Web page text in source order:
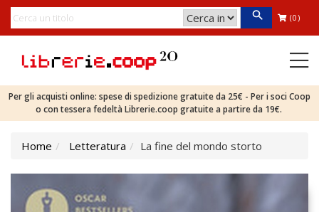
(0)
Per gli acquisti online: spese di spedizione gratuite da 25€ - Per i soci Coop
o con tessera fedeltà Librerie.coop gratuite a partire da 19€.
Home Letteratura La fine del mondo storto